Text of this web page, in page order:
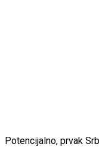
Potencijalno, prvak